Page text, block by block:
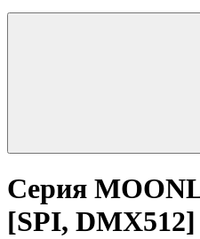
Серия
[SPI, DMX512]